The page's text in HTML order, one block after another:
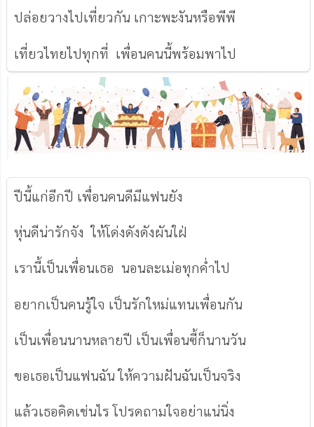
ปล่อยวางไปเที่ยวกัน เกาะพะงันหรือพีพี
เที่ยวไทยไปทุกที่ เพื่อนคนนี้พร้อมพาไป
ปีนี้แก่อีกปี เพื่อนคนดีมีแฟนยัง
หุ่นดีน่ารักจัง ให้โด่งดังดังผันใฝ่
เรานี้เป็นเพื่อนเธอ นอนละเม่อทุกค่ำไป
อยากเป็นคนรู้ใจ เป็นรักใหม่แทนเพื่อนกัน
เป็นเพื่อนนานหลายปี เป็นเพื่อนซี้ก็นานวัน
ขอเธอเป็นแฟนฉัน ให้ความฝันฉันเป็นจริง
แล้วเธอคิดเช่นไร โปรดถามใจอย่าแน่นิ่ง